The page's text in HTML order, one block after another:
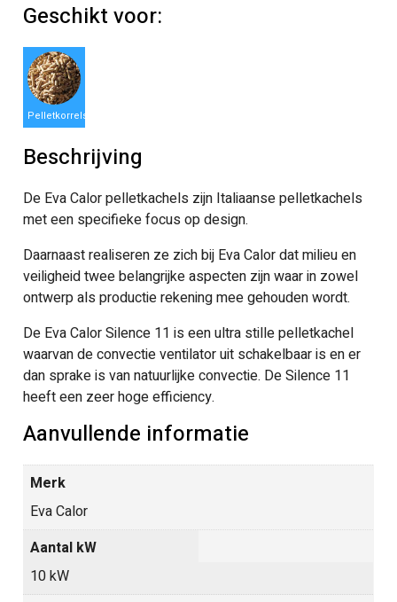
Geschikt voor:
Pelletkorrels
Beschrijving
De Eva Calor pelletkachels zijn Italiaanse pelletkachels
met een specifieke focus op design.
Daarnaast realiseren ze zich bij Eva Calor dat milieu en
veiligheid twee belangrijke aspecten zijn waar in zowel
ontwerp als productie rekening mee gehouden wordt.
De Eva Calor Silence 11 is een ultra stille pelletkachel
waarvan de convectie ventilator uit schakelbaar is en er
dan sprake is van natuurlijke convectie. De Silence 11
heeft een zeer hoge efficiency.
Aanvullende informatie
Merk
Eva Calor
Aantal kW
10 kW